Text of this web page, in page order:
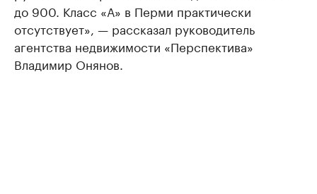
до 900. Класс «А» в Перми практически
отсутствует», — рассказал руководитель
агентства недвижимости «Перспектива»
Владимир Онянов.